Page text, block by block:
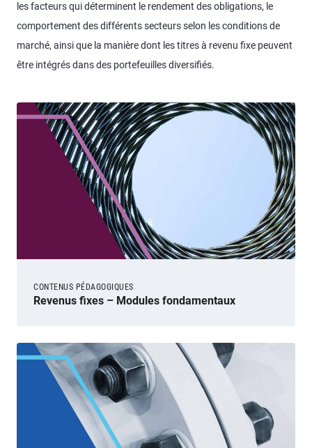
les facteurs qui déterminent le rendement des obligations, le
comportement des différents secteurs selon les conditions de
marché, ainsi que la manière dont les titres à revenu fixe peuvent
être intégrés dans des portefeuilles diversifiés.
CONTENUS PÉDAGOGIQUES
Revenus fixes – Modules fondamentaux